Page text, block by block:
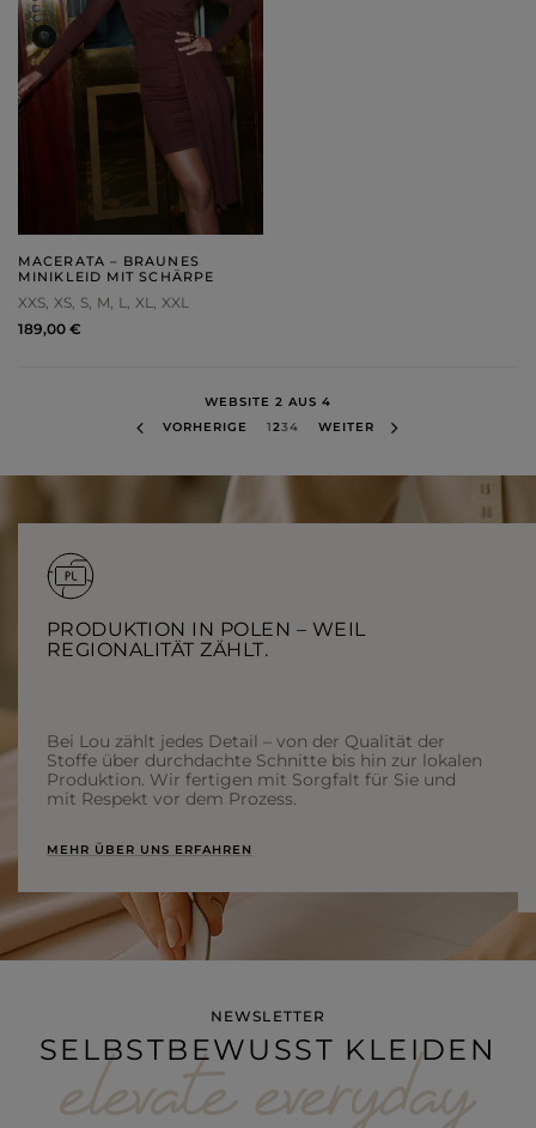
MACERATA – BRAUNES
MINIKLEID MIT SCHÄRPE
XXS XS S M L XL XXL
189,00 €
WEBSITE 2 AUS 4
VORHERIGE
1234 WEITER
PRODUKTION IN POLEN – WEIL
REGIONALITÄT ZÄHLT.
Bei Lou zählt jedes Detail – von der Qualität der
Stoffe über durchdachte Schnitte bis hin zur lokalen
Produktion. Wir fertigen mit Sorgfalt für Sie und
mit Respekt vor dem Prozess.
MEHR ÜBER UNS ERFAHREN
NEWSLETTER
SELBSTBEWUSST KLEIDEN